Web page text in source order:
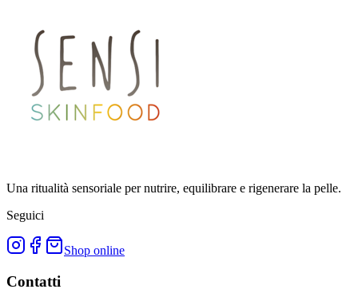
Una ritualità sensoriale per nutrire, equilibrare e rigenerare la pelle.
Seguici
Shop online
Contatti